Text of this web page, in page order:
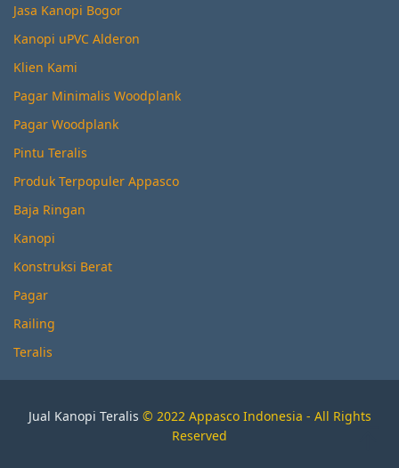
Jasa Kanopi Bogor
Kanopi uPVC Alderon
Klien Kami
Pagar Minimalis Woodplank
Pagar Woodplank
Pintu Teralis
Produk Terpopuler Appasco
Baja Ringan
Kanopi
Konstruksi Berat
Pagar
Railing
Teralis
Jual Kanopi Teralis © 2022 Appasco Indonesia - All Rights
Reserved